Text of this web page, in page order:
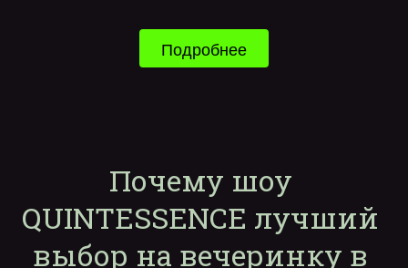
Подробнее
Почему шоу
QUINTESSENCE лучший
выбор на вечеринку в